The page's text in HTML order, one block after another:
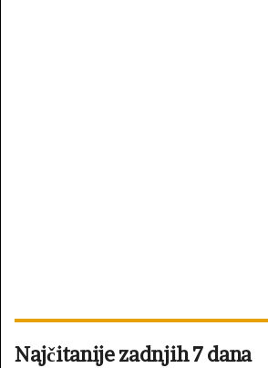
Najčitanije zadnjih 7 dana